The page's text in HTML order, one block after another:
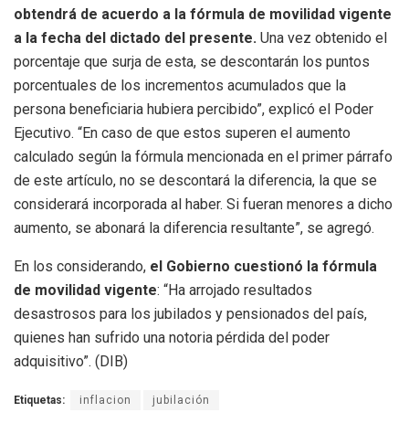
obtendrá de acuerdo a la fórmula de movilidad vigente
a la fecha del dictado del presente. Una vez obtenido el
porcentaje que surja de esta, se descontarán los puntos
porcentuales de los incrementos acumulados que la
persona beneficiaria hubiera percibido”, explicó el Poder
Ejecutivo. “En caso de que estos superen el aumento
calculado según la fórmula mencionada en el primer párrafo
de este artículo, no se descontará la diferencia, la que se
considerará incorporada al haber. Si fueran menores a dicho
aumento, se abonará la diferencia resultante”, se agregó.
En los considerando, el Gobierno cuestionó la fórmula
de movilidad vigente: “Ha arrojado resultados
desastrosos para los jubilados y pensionados del país,
quienes han sufrido una notoria pérdida del poder
adquisitivo”. (DIB)
Etiquetas: inflacion jubilación